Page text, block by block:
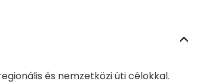
és nemzetközi úti célokkal.